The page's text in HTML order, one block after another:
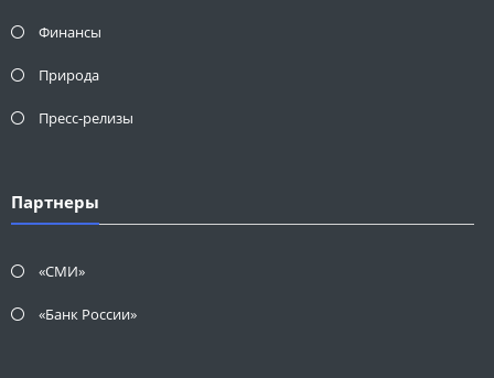
Финансы
Природа
Пресс-релизы
Партнеры
«СМИ»
«Банк России»